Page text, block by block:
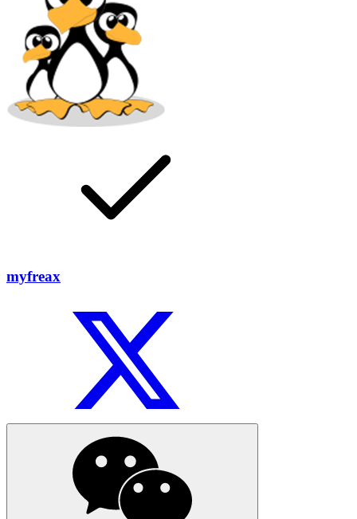
myfreax